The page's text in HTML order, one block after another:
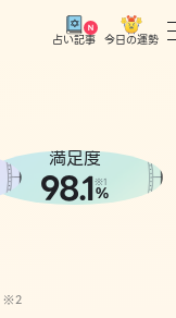
占い記事 今日の運勢
満足度
98.1※1
%
※2